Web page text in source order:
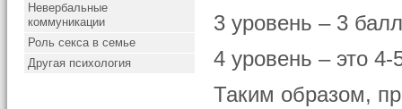
Невербальные
коммуникации
Роль секса в семье
Другая психология
3 уровень – 3
4 уровень – это
Таким образом,